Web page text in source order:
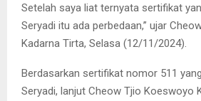
Setelah saya liat ternyata sertifikat
Seryadi itu ada perbedaan,” ujar
Kadarna Tirta, Selasa (12/11/2024).
Berdasarkan sertifikat nomor 511
Seryadi, lanjut Cheow Tjio Koeswoyo